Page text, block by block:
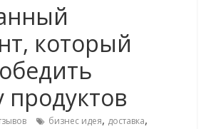
который
продуктов
бизнес идея, доставка,